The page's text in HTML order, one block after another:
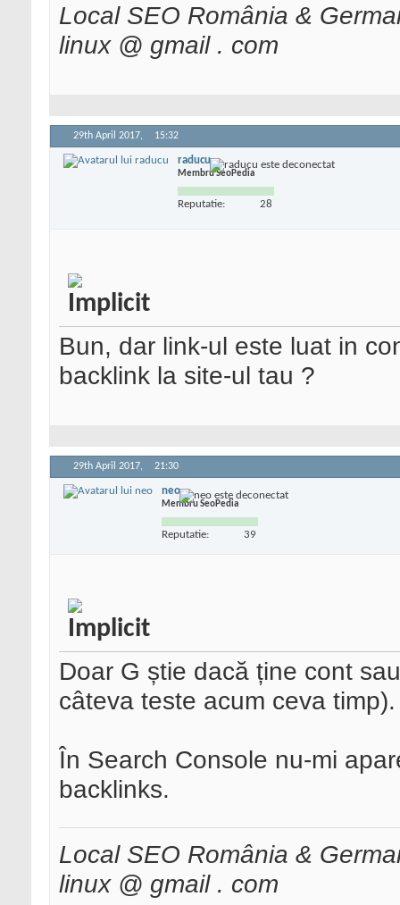
Local SEO România &
linux @ gmail . com
29th April 2017, 15:32
raducu
Membru SeoPedia
Reputatie: 28
Bun, dar link-ul este luat in
backlink la site-ul tau ?
29th April 2017, 21:30
neo
Membru SeoPedia
Reputatie: 39
Doar G știe dacă ține cont
câteva teste acum ceva timp).
În Search Console nu-mi
backlinks.
Local SEO România &
linux @ gmail . com